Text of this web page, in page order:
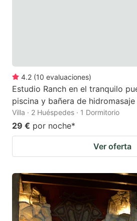
4.2 (10 evaluaciones)
Estudio Ranch en el tranquilo
piscina y bañera de hidromasaje
Villa · 2 Huéspedes · 1 Dormitorio
29 € por noche*
Ver oferta